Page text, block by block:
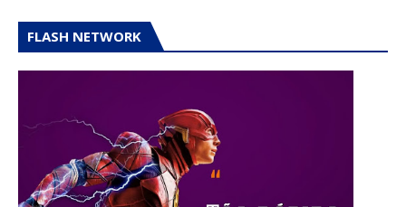
FLASH NETWORK